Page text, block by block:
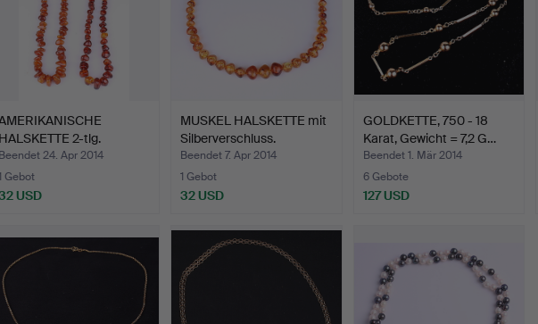
HALSKETTE 2-tlg.
Beendet 24. Apr 2014
Gebot
USD
MUSKEL HALSKETTE mit
Silberverschluss.
Beendet 7. Apr 2014
1 Gebot
32 USD
GOLDKETTE, 750 - 18
Karat, Gewicht = 7,2 G…
Beendet 1. Mär 2014
6 Gebote
127 USD